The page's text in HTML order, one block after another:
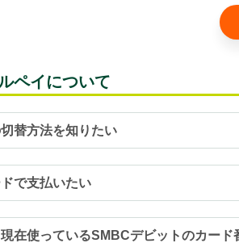
ペイについて
替方法を知りたい
で支払いたい
在使っているSMBCデビットのカード